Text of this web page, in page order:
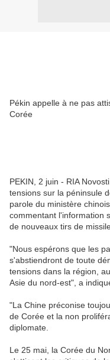
Pékin appelle à ne pas
Corée
PEKIN, 2 juin - RIA
tensions sur la péninsule
parole du ministère
commentant l'information
de nouveaux tirs de
"Nous espérons que les
s'abstiendront de toute
tensions dans la région,
Asie du nord-est", a
"La Chine préconise
de Corée et la non
diplomate.
Le 25 mai, la Corée du